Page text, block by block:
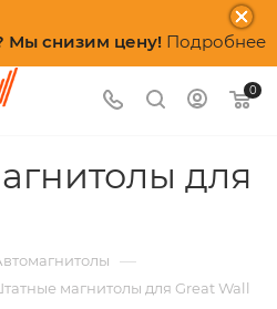
Мы снизим цену! Подробнее
0
для
—
магнитолы для Great Wall